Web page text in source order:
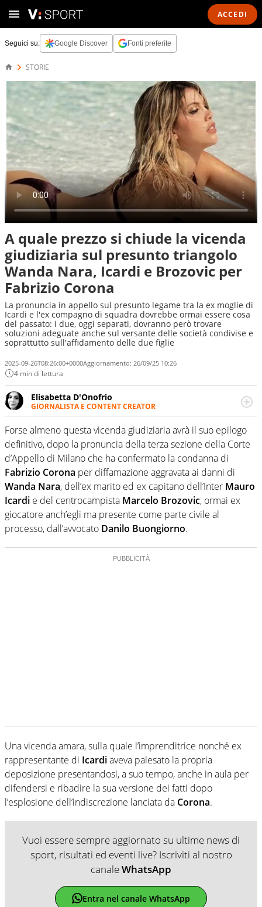
ACCEDI
Seguici su: Google Discover Fonti preferite
STORIE
A quale prezzo si chiude la vicenda
giudiziaria sul presunto triangolo
Wanda Nara, Icardi e Brozovic per
Fabrizio Corona
La pronuncia in appello sul presunto legame tra la ex moglie di
Icardi e l'ex compagno di squadra dovrebbe ormai essere cosa
del passato: i due, oggi separati, dovranno però trovare
soluzioni adeguate anche sul versante delle società condivise e
soprattutto sull'affidamento delle due figlie
2025-09-26T08:26:00+0000Aggiornamento: 26/09/25 10:26
4 min di lettura
Elisabetta D'Onofrio
GIORNALISTA E CONTENT CREATOR
Giornalista professionista dal 2007, scrive per curiosità
personale e necessità: soprattutto di calcio, di sport e dei
suoi protagonisti, concedendosi innocenti evasioni
nell'ambito della creazione di format. Un tempo ala
destra, oggi si sente a suo agio nel ruolo di libero. Cura
una classifica riservata dei migliori 5 calciatori di sempre.
Forse almeno questa vicenda giudiziaria avrà il suo epilogo
definitivo, dopo la pronuncia della terza sezione della Corte
d’Appello di Milano che ha confermato la condanna di
Fabrizio Corona per diffamazione aggravata ai danni di
Wanda Nara, dell’ex marito ed ex capitano dell’Inter Mauro
Icardi e del centrocampista Marcelo Brozovic, ormai ex
giocatore anch’egli ma presente come parte civile al
processo, dall’avvocato Danilo Buongiorno.
Una vicenda amara, sulla quale l’imprenditrice nonché ex
rappresentante di Icardiaveva palesato la propria
deposizione presentandosi, a suo tempo, anche in aula per
difendersi e ribadire la sua versione dei fatti dopo
l’esplosione dell’indiscrezione lanciata da Corona.
Vuoi essere sempre aggiornato su ultime news di
sport, risultati ed eventi live? Iscriviti al nostro
canaleWhatsApp
Entra nel canale WhatsApp